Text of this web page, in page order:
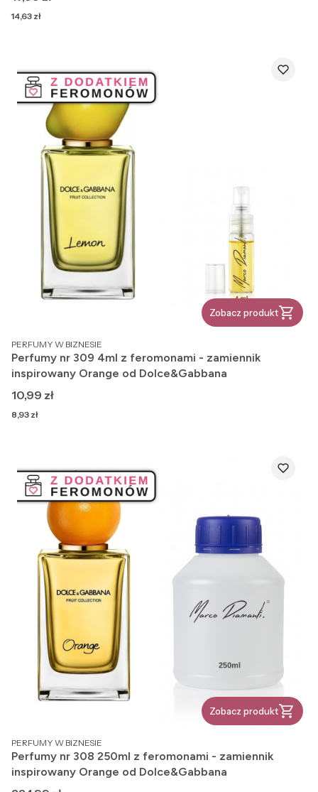
Cena
14,63 zł
Zobacz produkt
PRODUCENT
PERFUMY W BIZNESIE
Perfumy nr 309 4ml z feromonami - zamiennik
inspirowany Orange od Dolce&Gabbana
Cena
10,99 zł
Cena
8,93 zł
Zobacz produkt
PRODUCENT
PERFUMY W BIZNESIE
Perfumy nr 308 250ml z feromonami - zamiennik
inspirowany Orange od Dolce&Gabbana